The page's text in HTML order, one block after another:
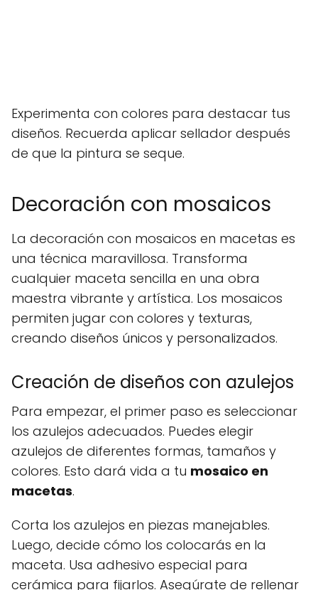
Experimenta con colores para destacar tus
diseños. Recuerda aplicar sellador después
de que la pintura se seque.
Decoración con mosaicos
La decoración con mosaicos en macetas es
una técnica maravillosa. Transforma
cualquier maceta sencilla en una obra
maestra vibrante y artística. Los mosaicos
permiten jugar con colores y texturas,
creando diseños únicos y personalizados.
Creación de diseños con azulejos
Para empezar, el primer paso es seleccionar
los azulejos adecuados. Puedes elegir
azulejos de diferentes formas, tamaños y
colores. Esto dará vida a tu mosaico en
macetas.
Corta los azulejos en piezas manejables.
Luego, decide cómo los colocarás en la
maceta. Usa adhesivo especial para
cerámica para fijarlos. Asegúrate de rellenar